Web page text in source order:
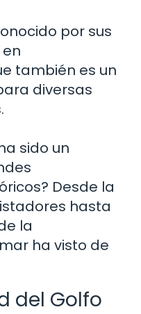
por sus
también es un
diversas
sido un
Desde la
hasta
la
ha visto de
del Golfo